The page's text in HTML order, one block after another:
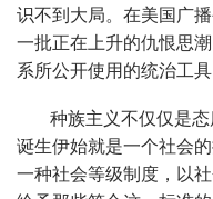
识不到大局。在美国广
一批正在上升的仇恨思
系所公开使用的统治工具
种族主义不仅仅是
诞生伊始就是一个社会
一种社会等级制度，以